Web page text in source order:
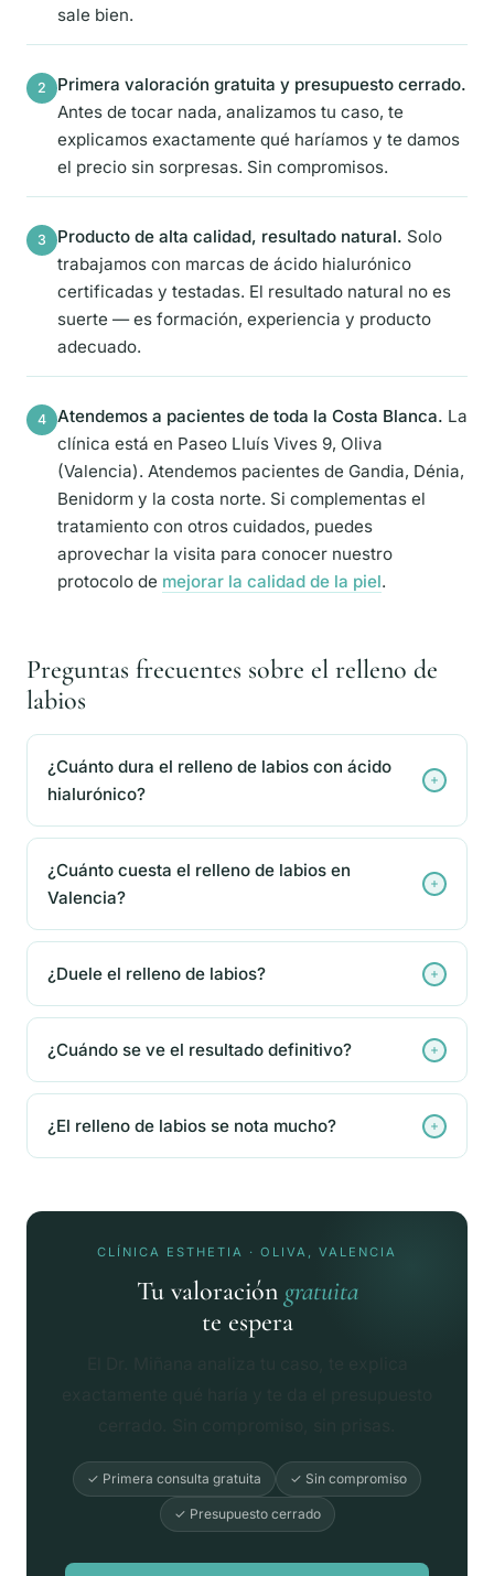
sale bien.
2
Primera valoración gratuita y presupuesto cerrado.
Antes de tocar nada, analizamos tu caso, te
explicamos exactamente qué haríamos y te damos
el precio sin sorpresas. Sin compromisos.
3 Producto de alta calidad, resultado natural. Solo
trabajamos con marcas de ácido hialurónico
certificadas y testadas. El resultado natural no es
suerte — es formación, experiencia y producto
adecuado.
4 Atendemos a pacientes de toda la Costa Blanca. La
clínica está en Paseo Lluís Vives 9, Oliva
(Valencia). Atendemos pacientes de Gandia, Dénia,
Benidorm y la costa norte. Si complementas el
tratamiento con otros cuidados, puedes
aprovechar la visita para conocer nuestro
protocolo de mejorar la calidad de la piel.
Preguntas frecuentes sobre el relleno de
labios
¿Cuánto dura el relleno de labios con ácido
hialurónico?
¿Cuánto cuesta el relleno de labios en
Valencia?
¿Duele el relleno de labios?
¿Cuándo se ve el resultado definitivo?
¿El relleno de labios se nota mucho?
CLÍNICA ESTHETIA · OLIVA, VALENCIA
Tu valoración gratuita
te espera
✓ Primera consulta gratuita ✓ Sin compromiso
✓ Presupuesto cerrado